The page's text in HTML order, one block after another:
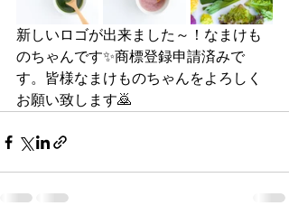
新しいロゴが出来ました～！なまけも
のちゃんです✨商標登録申請済みで
す。皆様なまけものちゃんをよろしく
お願い致します🙇